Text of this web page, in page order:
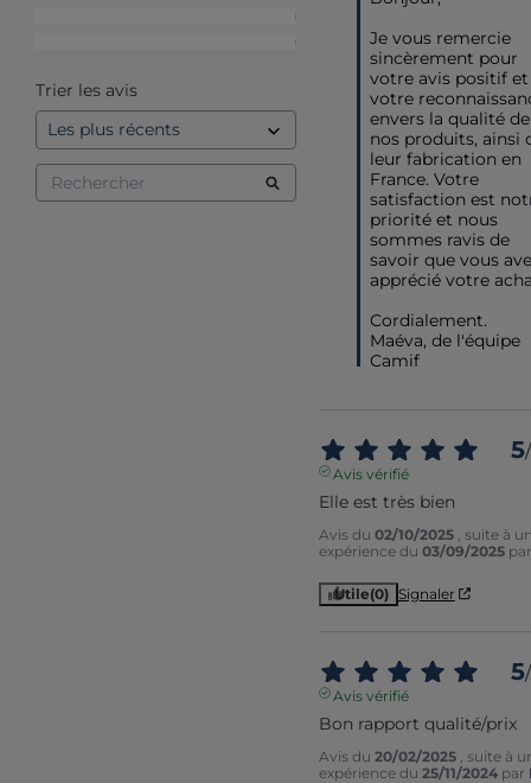
0
0
Trier les avis
Je vous remercie
sincèrement pour
votre avis positif et
votre
envers la qualité de
nos produits, ainsi
leur fabrication en
France. Votre
satisfaction est
priorité et nous
sommes ravis de
savoir que vous
apprécié votre
Cordialement.
Maéva, de l'équipe
Camif
5/
Avis vérifié
Elle est très bien
Avis du 02/10/2025
, suite à
expérience du 03/09/2025
Utile(0) Signaler
5/
Avis vérifié
Bon rapport qualité/prix
Avis du 20/02/2025
, suite à
expérience du 25/11/2024 par